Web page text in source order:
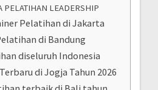
PELATIHAN LEADERSHIP
Pelatihan di Jakarta
di Bandung
diseluruh Indonesia
di Jogja Tahun 2026